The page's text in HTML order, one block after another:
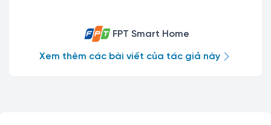
FPT Smart Home
Xem thêm các bài viết của tác giả này